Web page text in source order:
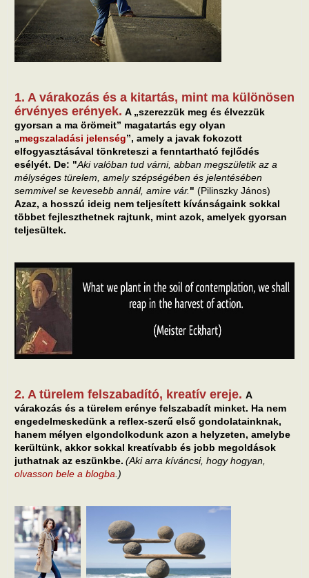
1. A várakozás és a kitartás, mint ma különösen
érvényes erények. A „szerezzük meg és élvezzük
gyorsan a ma örömeit” magatartás egy olyan
„megszaladási jelenség”, amely a javak fokozott
elfogyasztásával tönkreteszi a fenntartható fejlődés
esélyét. De: "Aki valóban tud várni, abban megszületik az a
mélységes türelem, amely szépségében és jelentésében
semmivel se kevesebb annál, amire vár. " (Pilinszky János)
Azaz, a hosszú ideig nem teljesített kívánságaink sokkal
többet fejleszthetnek rajtunk, mint azok, amelyek gyorsan
teljesültek.
2. A türelem felszabadító, kreatív ereje. A
várakozás és a türelem erénye felszabadít minket. Ha nem
engedelmeskedünk a reflex-szerű első gondolatainknak,
hanem mélyen elgondolkodunk azon a helyzeten, amelybe
kerültünk, akkor sokkal kreatívabb és jobb megoldások
juthatnak az eszünkbe. (Aki arra kíváncsi, hogy hogyan,
olvasson bele a blogba.)